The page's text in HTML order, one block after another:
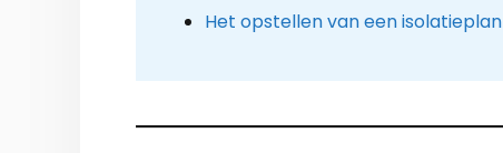
Het opstellen van een isolatieplan